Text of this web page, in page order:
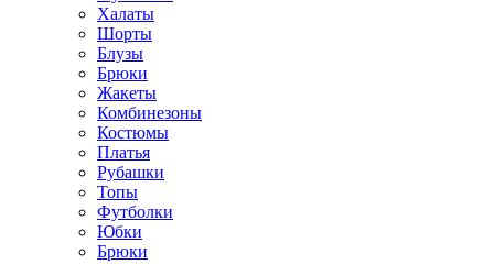
Халаты
Шорты
Блузы
Брюки
Жакеты
Комбинезоны
Костюмы
Платья
Рубашки
Топы
Футболки
Юбки
Брюки